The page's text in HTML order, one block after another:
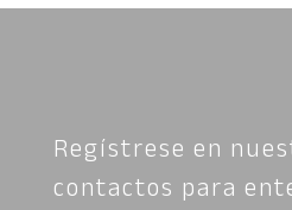
Regístrese en
contactos para